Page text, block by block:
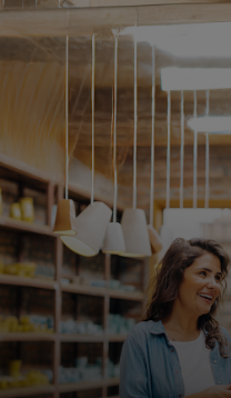
Για εσάς
Για επιχειρήσεις
Για τον κόσμο
Για καινοτόμους
Νέα και τάσεις